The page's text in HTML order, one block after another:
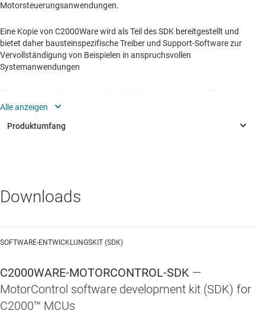
Motorsteuerungsanwendungen.
Eine Kopie von C2000Ware wird als Teil des SDK bereitgestellt und
bietet daher bausteinspezifische Treiber und Support-Software zur
Vervollständigung von Beispielen in anspruchsvollen
Systemanwendungen
unterstützt werden. Andere C2000-Serien werden weiterhin von der
controlSUITEunterstützt.
Motorsteuerungsanwendungen
und Steuerungslösung
Sensorlose Lösungen
Sensorloses Drehmoment oder Geschwindigkeit
Downloads
SOFTWARE-ENTWICKLUNGSKIT (SDK)
C2000WARE-MOTORCONTROL-SDK —
MotorControl software development kit (SDK) for
C2000™ MCUs